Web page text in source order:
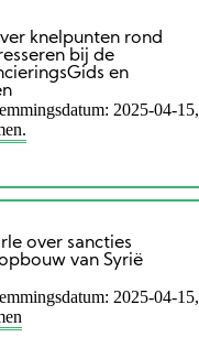
knelpunten rond
bij de
en
2025-04-15,
over sancties
van Syrië
2025-04-15,